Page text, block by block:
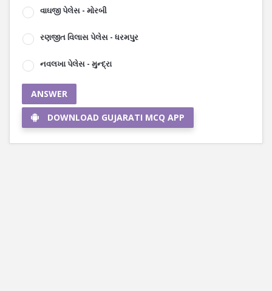
વાઘજી પેલેસ - મોરબી
રણજીત વિલાસ પેલેસ - ધરમપુર
નવલખા પેલેસ - મુન્દ્રા
ANSWER
DOWNLOAD GUJARATI MCQ APP